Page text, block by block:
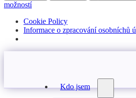
možností
Cookie Policy
Informace o zpracování osobníchů
Kdo jsem